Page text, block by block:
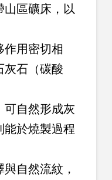
區礦床，以
作用密切相
灰石（碳酸
可自然形成灰
能於燒製過程
自然流紋，